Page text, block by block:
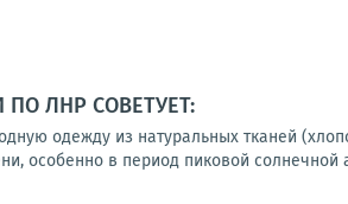
ЛНР СОВЕТУЕТ:
одежду из натуральных тканей
особенно в период пиковой солнечной